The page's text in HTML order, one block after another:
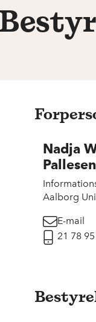
Nadja
Aalborg
E-mail
21 78